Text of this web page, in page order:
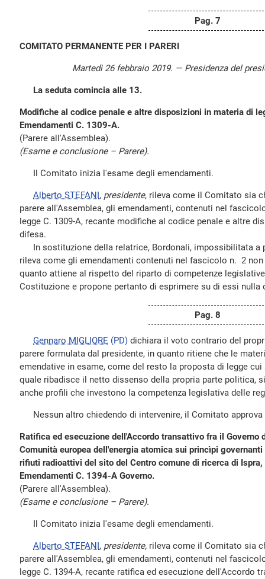
Pag. 7
COMITATO PERMANENTE PER I PARERI
Martedì 26 febbraio 2019. — Presidenza del
La seduta comincia alle 13.
Modifiche al codice penale e altre disposizioni in materia di
Emendamenti C. 1309-A.
(Parere all'Assemblea).
(Esame e conclusione – Parere).
Il Comitato inizia l'esame degli emendamenti.
Alberto STEFANI, presidente, rileva come il Comitato sia
parere all'Assemblea, gli emendamenti, contenuti nel
legge C. 1309-A, recante modifiche al codice penale e altre
difesa.
In sostituzione della relatrice, Bordonali, impossibilitata a
rileva come gli emendamenti contenuti nel fascicolo n. 2
quanto attiene al rispetto del riparto di competenze
Costituzione e propone pertanto di esprimere su di essi nulla
Pag. 8
Gennaro MIGLIORE (PD) dichiara il voto contrario del
parere formulata dal presidente, in quanto ritiene che le
emendative in esame, come del resto la proposta di legge
quale ribadisce il netto dissenso della propria parte politica,
anche profili che investono la competenza legislativa delle
Nessun altro chiedendo di intervenire, il Comitato approva
Ratifica ed esecuzione dell'Accordo transattivo fra il Governo
Comunità europea dell'energia atomica sui princìpi
rifiuti radioattivi del sito del Centro comune di ricerca di Ispra,
Emendamenti C. 1394-A Governo.
(Parere all'Assemblea).
(Esame e conclusione – Parere).
Il Comitato inizia l'esame degli emendamenti.
Alberto STEFANI, presidente, rileva come il Comitato sia
parere all'Assemblea, gli emendamenti, contenuti nel
legge C. 1394-A, recante ratifica ed esecuzione dell'Accordo